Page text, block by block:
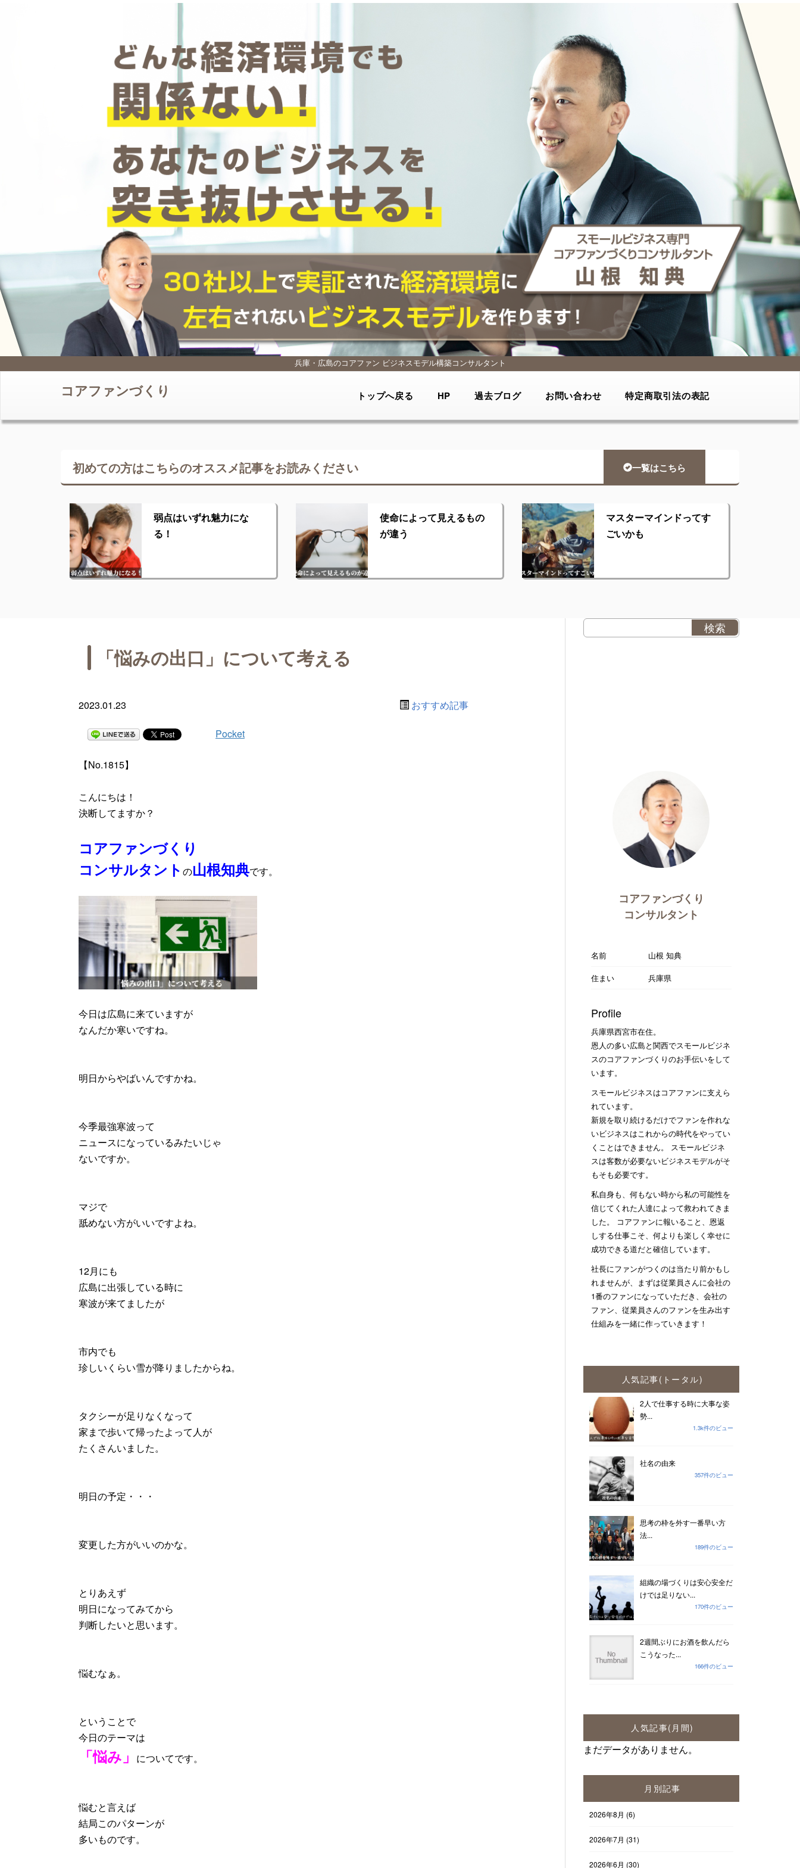
兵庫・広島のコアファン ビジネスモデル構築コンサルタント
コアファンづくり トップへ戻る HP 過去ブログ お問い合わせ 特定商取引法の表記
初めての方はこちらのオススメ記事をお読みください 一覧はこちら
弱点はいずれ魅力にな
る！
使命によって見えるもの
が違う
マスターマインドってす
ごいかも
「悩みの出口」について考える
2023.01.23 おすすめ記事
Pocket
【No.1815】
こんにちは！
決断してますか？
コアファンづくり
コンサルタント の山根知典です。
今日は広島に来ていますが
なんだか寒いですね。
明日からやばいんですかね。
今季最強寒波って
ニュースになっているみたいじゃ
ないですか。
マジで
舐めない方がいいですよね。
12月にも
広島に出張している時に
寒波が来てましたが
市内でも
珍しいくらい雪が降りましたからね。
タクシーが足りなくなって
家まで歩いて帰ったよって人が
たくさんいました。
明日の予定・・・
変更した方がいいのかな。
とりあえず
明日になってみてから
判断したいと思います。
悩むなぁ。
ということで
今日のテーマは
「悩み」 についてです。
悩むと言えば
結局このパターンが
多いものです。
コアファンづくり
コンサルタント
名前
山根 知典
住まい
兵庫県
Profile
兵庫県西宮市在住。
恩人の多い広島と関西でスモールビジネ
スのコアファンづくりのお手伝いをして
います。
スモールビジネスはコアファンに支えら
れています。
新規を取り続けるだけでファンを作れな
いビジネスはこれからの時代をやってい
くことはできません。 スモールビジネ
スは客数が必要ないビジネスモデルがそ
もそも必要です。
私自身も、何もない時から私の可能性を
信じてくれた人達によって救われてきま
した。 コアファンに報いること、恩返
しする仕事こそ、何よりも楽しく幸せに
成功できる道だと確信しています。
社長にファンがつくのは当たり前かもし
れませんが、まずは従業員さんに会社の
1番のファンになっていただき、会社の
ファン、従業員さんのファンを生み出す
仕組みを一緒に作っていきます！
人気記事(トータル)
2人で仕事する時に大事な姿
勢...
1.3k件のビュー
社名の由来
357件のビュー
思考の枠を外す一番早い方
法...
189件のビュー
組織の場づくりは安心安全だ
けでは足りない...
170件のビュー
2週間ぶりにお酒を飲んだら
こうなった...
166件のビュー
人気記事(月間)
まだデータがありません。
月別記事
2026年8月 (6)
2026年7月 (31)
2026年6月 (30)